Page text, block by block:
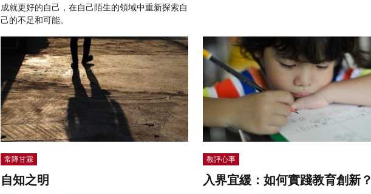
成就更好的自己，在自己陌生的領域中重新探索自
己的不足和可能。
常降甘霖
自知之明
教評心事
入界宜緩：如何實踐教育創新？